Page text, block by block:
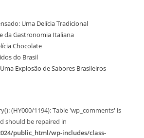
Uma Delícia Tradicional
da Gastronomia Italiana
Chocolate
do Brasil
Explosão de Sabores Brasileiros
(HY000/1194): Table 'wp_comments' is
should be repaired in
public_html/wp-includes/class-